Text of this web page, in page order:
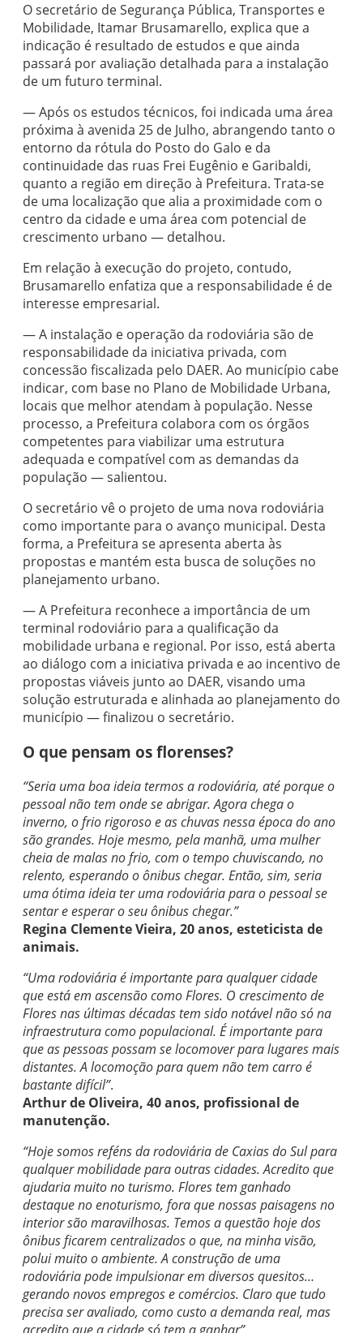
O secretário de Segurança Pública, Transportes e
Mobilidade, Itamar Brusamarello, explica que a
indicação é resultado de estudos e que ainda
passará por avaliação detalhada para a instalação
de um futuro terminal.
— Após os estudos técnicos, foi indicada uma área
próxima à avenida 25 de Julho, abrangendo tanto o
entorno da rótula do Posto do Galo e da
continuidade das ruas Frei Eugênio e Garibaldi,
quanto a região em direção à Prefeitura. Trata-se
de uma localização que alia a proximidade com o
centro da cidade e uma área com potencial de
crescimento urbano — detalhou.
Em relação à execução do projeto, contudo,
Brusamarello enfatiza que a responsabilidade é de
interesse empresarial.
— A instalação e operação da rodoviária são de
responsabilidade da iniciativa privada, com
concessão fiscalizada pelo DAER. Ao município cabe
indicar, com base no Plano de Mobilidade Urbana,
locais que melhor atendam à população. Nesse
processo, a Prefeitura colabora com os órgãos
competentes para viabilizar uma estrutura
adequada e compatível com as demandas da
população — salientou.
O secretário vê o projeto de uma nova rodoviária
como importante para o avanço municipal. Desta
forma, a Prefeitura se apresenta aberta às
propostas e mantém esta busca de soluções no
planejamento urbano.
— A Prefeitura reconhece a importância de um
terminal rodoviário para a qualificação da
mobilidade urbana e regional. Por isso, está aberta
ao diálogo com a iniciativa privada e ao incentivo de
propostas viáveis junto ao DAER, visando uma
solução estruturada e alinhada ao planejamento do
município — finalizou o secretário.
O que pensam os florenses?
“Seria uma boa ideia termos a rodoviária, até porque o
pessoal não tem onde se abrigar. Agora chega o
inverno, o frio rigoroso e as chuvas nessa época do ano
são grandes. Hoje mesmo, pela manhã, uma mulher
cheia de malas no frio, com o tempo chuviscando, no
relento, esperando o ônibus chegar. Então, sim, seria
uma ótima ideia ter uma rodoviária para o pessoal se
sentar e esperar o seu ônibus chegar.”
Regina Clemente Vieira, 20 anos, esteticista de
animais.
“Uma rodoviária é importante para qualquer cidade
que está em ascensão como Flores. O crescimento de
Flores nas últimas décadas tem sido notável não só na
infraestrutura como populacional. É importante para
que as pessoas possam se locomover para lugares mais
distantes. A locomoção para quem não tem carro é
bastante difícil”.
Arthur de Oliveira, 40 anos, profissional de
manutenção.
“Hoje somos reféns da rodoviária de Caxias do Sul para
qualquer mobilidade para outras cidades. Acredito que
ajudaria muito no turismo. Flores tem ganhado
destaque no enoturismo, fora que nossas paisagens no
interior são maravilhosas. Temos a questão hoje dos
ônibus ficarem centralizados o que, na minha visão,
polui muito o ambiente. A construção de uma
rodoviária pode impulsionar em diversos quesitos…
gerando novos empregos e comércios. Claro que tudo
precisa ser avaliado, como custo a demanda real, mas